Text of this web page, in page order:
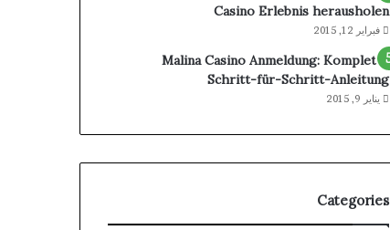
Casino Erlebnis herausholen
فبراير 12, 2015
Malina Casino Anmeldung: Komplette
Schritt-für-Schritt-Anleitung
يناير 9, 2015
Categories